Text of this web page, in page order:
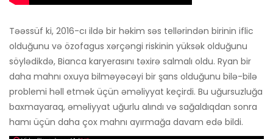
Təəssüf ki, 2016-cı ildə bir həkim səs tellərindən birinin iflic
olduğunu və özofagus xərçəngi riskinin yüksək olduğunu
söylədikdə, Bianca karyerasını təxirə salmalı oldu. Ryan bir
daha mahnı oxuya bilməyəcəyi bir şans olduğunu bilə-bilə
problemi həll etmək üçün əməliyyat keçirdi. Bu uğursuzluğa
baxmayaraq, əməliyyat uğurlu alındı ​​və sağaldıqdan sonra
hamı üçün daha çox mahnı ayırmağa davam edə bildi.